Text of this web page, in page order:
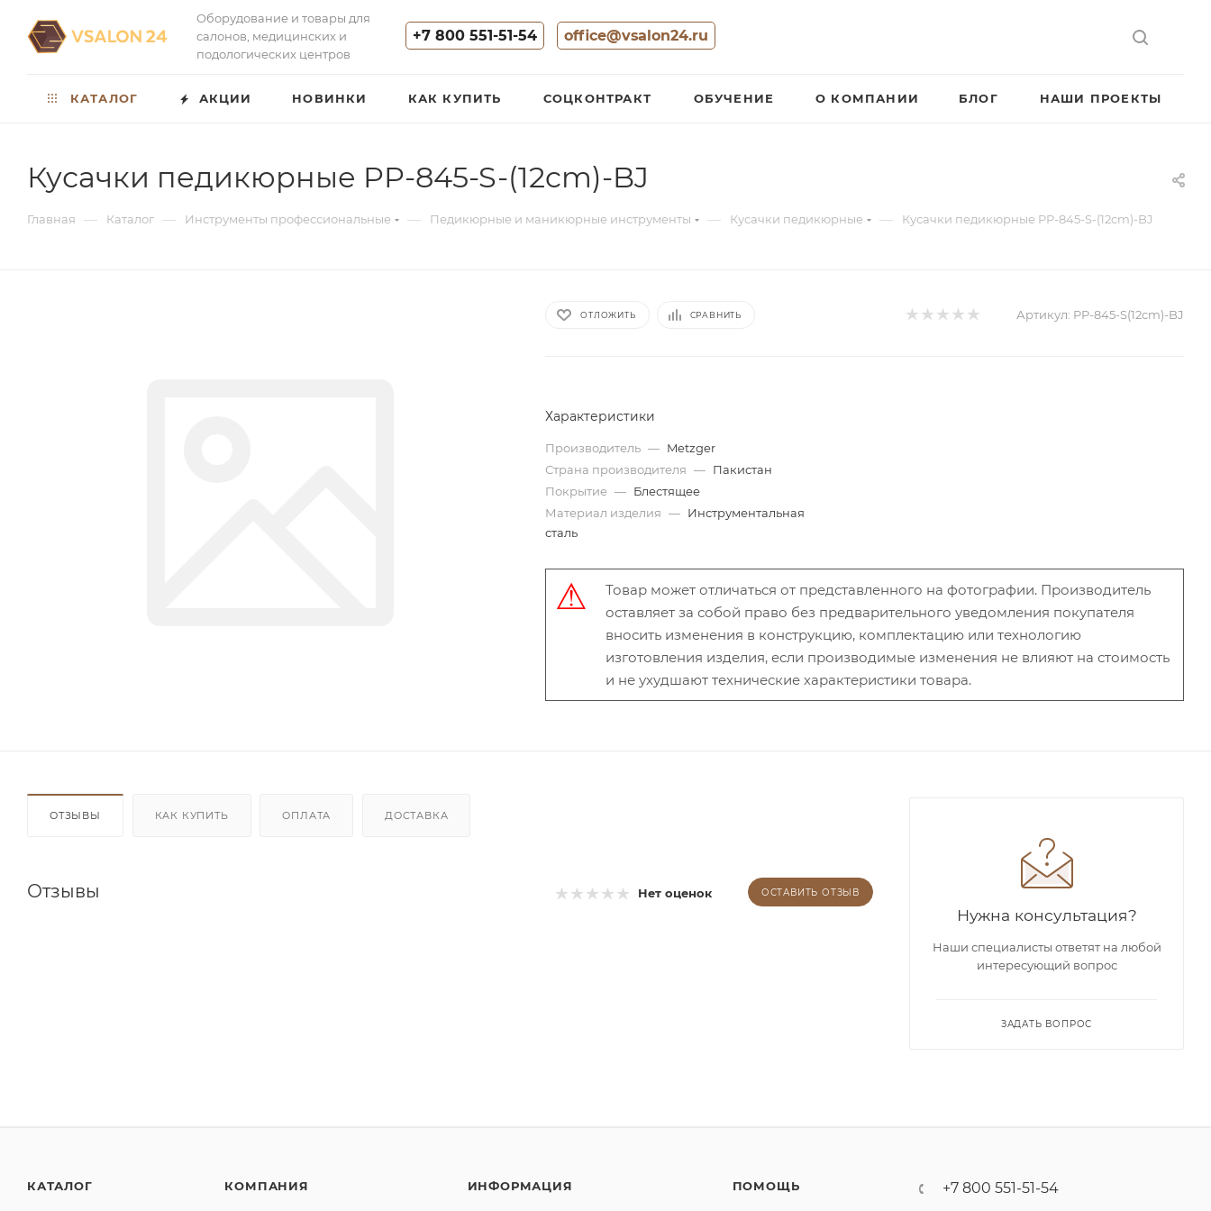
Оборудование и товары для
салонов, медицинских и
подологических центров
+7 800 551-51-54 office@vsalon24.ru
КАТАЛОГ АКЦИИ НОВИНКИ КАК КУПИТЬ СОЦКОНТРАКТ ОБУЧЕНИЕ О КОМПАНИИ БЛОГ НАШИ ПРОЕКТЫ
Кусачки педикюрные PP-845-S-(12cm)-BJ
Главная — Каталог — Инструменты профессиональные — Педикюрные и маникюрные инструменты — Кусачки педикюрные — Кусачки педикюрные PP-845-S-(12cm)-BJ
ОТЛОЖИТЬ СРАВНИТЬ Артикул: PP-845-S(12cm)-BJ
Характеристики
Производитель — Metzger
Страна производителя — Пакистан
Покрытие — Блестящее
Материал изделия — Инструментальная
сталь
Товар может отличаться от представленного на фотографии. Производитель
оставляет за собой право без предварительного уведомления покупателя
вносить изменения в конструкцию, комплектацию или технологию
изготовления изделия, если производимые изменения не влияют на стоимость
и не ухудшают технические характеристики товара.
ОТЗЫВЫ КАК КУПИТЬ ОПЛАТА ДОСТАВКА
Отзывы Нет оценок ОСТАВИТЬ ОТЗЫВ
Нужна консультация?
Наши специалисты ответят на любой
интересующий вопрос
ЗАДАТЬ ВОПРОС
КАТАЛОГ КОМПАНИЯ ИНФОРМАЦИЯ ПОМОЩЬ +7 800 551-51-54